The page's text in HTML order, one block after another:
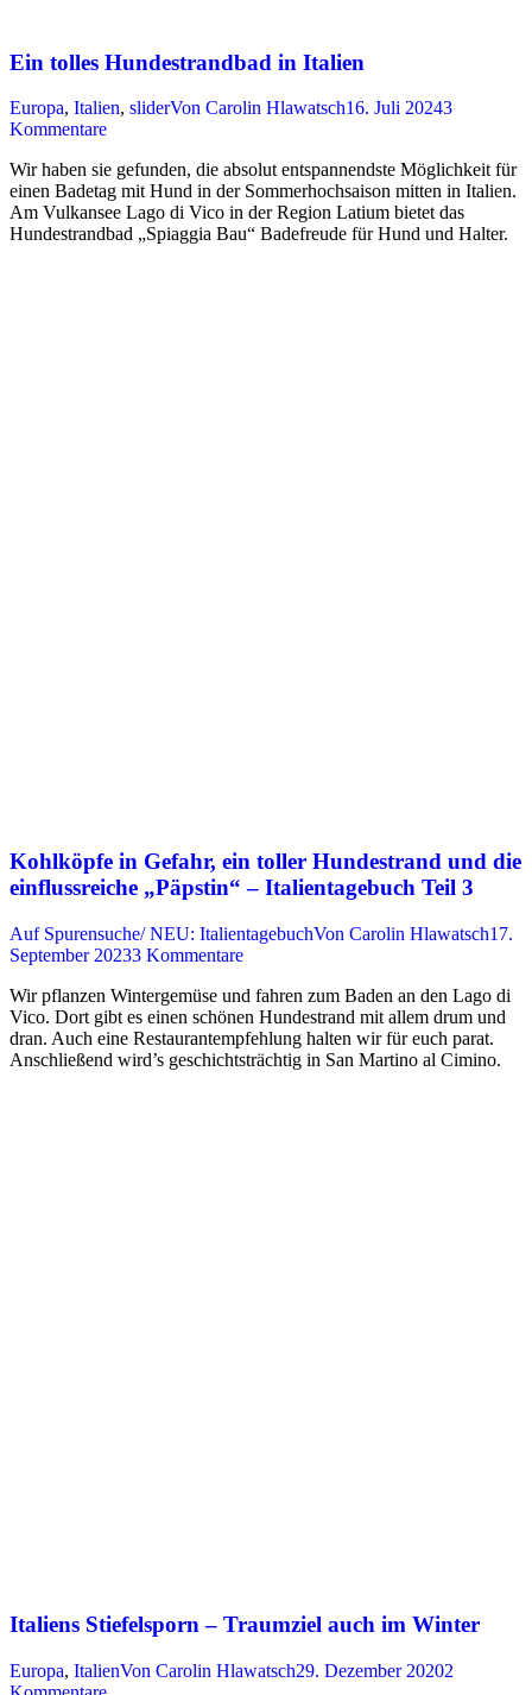
Ein tolles Hundestrandbad in Italien
Europa, Italien, sliderVon Carolin Hlawatsch16. Juli 20243
Kommentare
Wir haben sie gefunden, die absolut entspannendste Möglichkeit für
einen Badetag mit Hund in der Sommerhochsaison mitten in Italien.
Am Vulkansee Lago di Vico in der Region Latium bietet das
Hundestrandbad „Spiaggia Bau“ Badefreude für Hund und Halter.
Kohlköpfe in Gefahr, ein toller Hundestrand und die
einflussreiche „Päpstin“ – Italientagebuch Teil 3
Auf Spurensuche/ NEU: ItalientagebuchVon Carolin Hlawatsch17.
September 20233 Kommentare
Wir pflanzen Wintergemüse und fahren zum Baden an den Lago di
Vico. Dort gibt es einen schönen Hundestrand mit allem drum und
dran. Auch eine Restaurantempfehlung halten wir für euch parat.
Anschließend wird’s geschichtsträchtig in San Martino al Cimino.
Italiens Stiefelsporn – Traumziel auch im Winter
Europa, ItalienVon Carolin Hlawatsch29. Dezember 20202